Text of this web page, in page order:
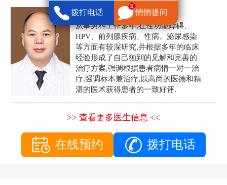
张营富
男科主任
从事男科工作多年,在性功能障碍、
HPV、前列腺疾病、性病、泌尿感染
等方面有较深研究,并根据多年的临床
经验形成了自己独到的见解和完善的
治疗方案,强调根据患者病情一对一治
疗,强调标本兼治疗,以高尚的医德和精
湛的医术获得患者的一致好评.
>> 查看更多医生信息 <<
在线预约 拨打电话
拨打电话 悄悄提问